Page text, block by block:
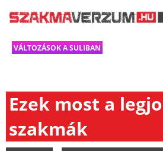
VÁLTOZÁSOK A SULIBAN
Ezek most a
szakmák